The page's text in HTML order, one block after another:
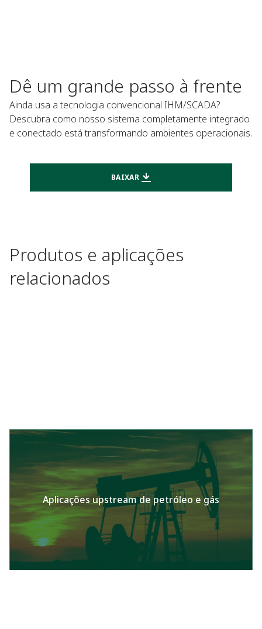
Dê um grande passo à frente
Ainda usa a tecnologia convencional IHM/SCADA?
Descubra como nosso sistema completamente integrado
e conectado está transformando ambientes operacionais.
BAIXAR
Produtos e aplicações
relacionados
Aplicações upstream de petróleo e gás